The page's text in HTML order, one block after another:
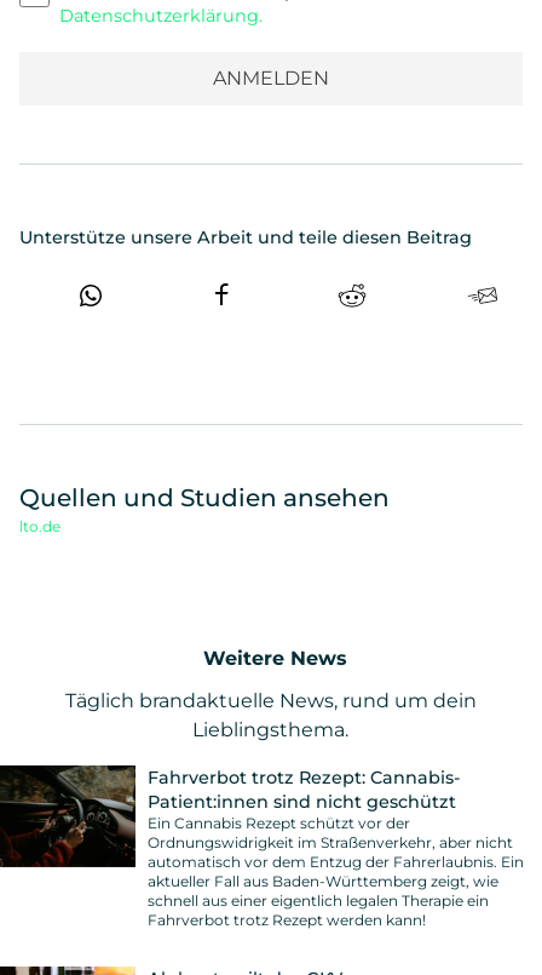
Datenschutzerklärung.
Unterstütze unsere Arbeit und teile diesen Beitrag
Quellen und Studien ansehen
lto.de
Weitere News
Täglich brandaktuelle News, rund um dein
Lieblingsthema.
Fahrverbot trotz Rezept: Cannabis-
Patient:innen sind nicht geschützt
Ein Cannabis Rezept schützt vor der
Ordnungswidrigkeit im Straßenverkehr, aber nicht
automatisch vor dem Entzug der Fahrerlaubnis. Ein
aktueller Fall aus Baden-Württemberg zeigt, wie
schnell aus einer eigentlich legalen Therapie ein
Fahrverbot trotz Rezept werden kann!